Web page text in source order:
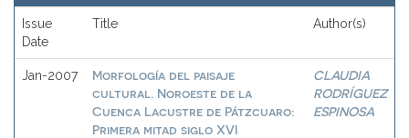
Issue
Date
Title Author(s)
Jan-2007
Morfología del paisaje
cultural. Noroeste de la
Cuenca Lacustre de Pátzcuaro:
Primera mitad siglo XVI
CLAUDIA
RODRÍGUEZ
ESPINOSA